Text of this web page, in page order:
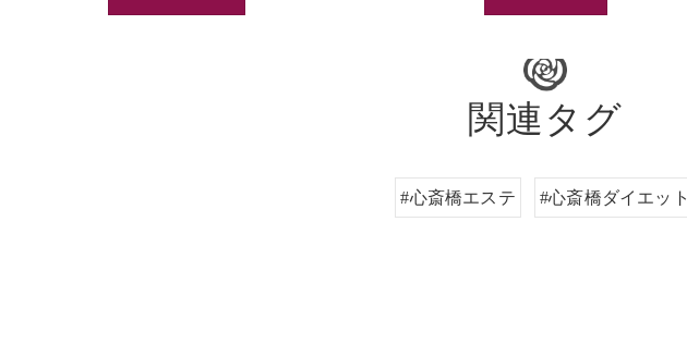
関連タグ
#心斎橋エステ #心斎橋ダイエット